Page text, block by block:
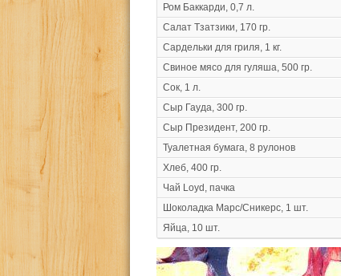
Ром Баккарди, 0,7 л.
Салат Тзатзики, 170 гр.
Сардельки для гриля, 1 кг.
Свиное мясо для гуляша, 500 гр.
Сок, 1 л.
Сыр Гауда, 300 гр.
Сыр Президент, 200 гр.
Туалетная бумага, 8 рулонов
Хлеб, 400 гр.
Чай Loyd, пачка
Шоколадка Марс/Сникерс, 1 шт.
Яйца, 10 шт.